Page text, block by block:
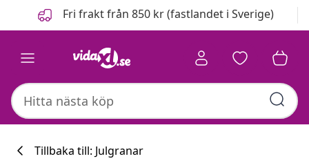
FöregåendeFri frakt från 850 kr (fastlandet i Sverige)
Tillbaka till: Julgranar